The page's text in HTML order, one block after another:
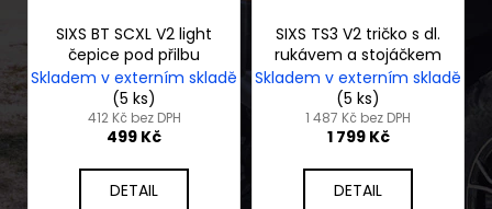
SIXS BT SCXL V2 light
čepice pod přilbu
Skladem v externím skladě
(5 ks)
412 Kč bez DPH
499 Kč
DETAIL
SIXS TS3 V2 tričko s dl.
rukávem a stojáčkem
Skladem v externím skladě
(5 ks)
1 487 Kč bez DPH
1 799 Kč
DETAIL